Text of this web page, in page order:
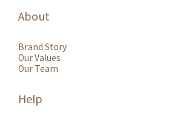
About
Brand Story
Our Values
Our Team
Help